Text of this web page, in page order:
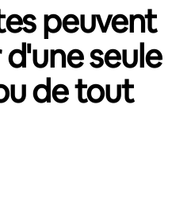
peuvent
seule
de tout